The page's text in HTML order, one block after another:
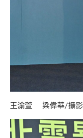
王渝萱 梁偉華/攝影